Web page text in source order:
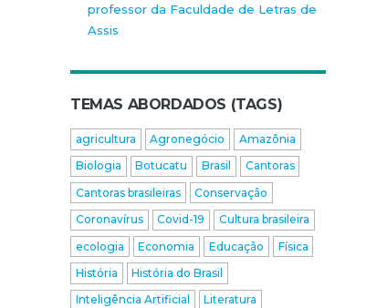
professor da Faculdade de Letras de
Assis
TEMAS ABORDADOS (TAGS)
agricultura Agronegócio
Amazônia
Biologia
Botucatu Brasil
Cantoras
Cantoras brasileiras
Conservação
Coronavírus
Covid-19
Cultura brasileira
ecologia
Economia Educação
Física
História
História do Brasil
Inteligência Artificial
Literatura